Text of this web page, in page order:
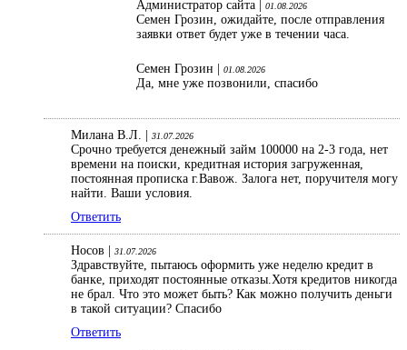
Администратор сайта |
01.08.2026
Семен Грозин, ожидайте, после отправления
заявки ответ будет уже в течении часа.
Семен Грозин | 01.08.2026
Да, мне уже позвонили, спасибо
Милана В.Л. | 31.07.2026
Срочно требуется денежный займ 100000 на 2-3 года, нет
времени на поиски, кредитная история загруженная,
постоянная прописка г.Вавож. Залога нет, поручителя могу
найти. Ваши условия.
Ответить
Носов | 31.07.2026
Здравствуйте, пытаюсь оформить уже неделю кредит в
банке, приходят постоянные отказы.Хотя кредитов никогда
не брал. Что это может быть? Как можно получить деньги
в такой ситуации? Спасибо
Ответить